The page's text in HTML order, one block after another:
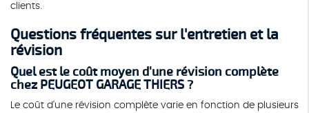
clients.
Questions fréquentes sur l'entretien et la
révision
Quel est le coût moyen d'une révision complète
chez PEUGEOT GARAGE THIERS ?
Le coût d'une révision complète varie en fonction de plusieurs